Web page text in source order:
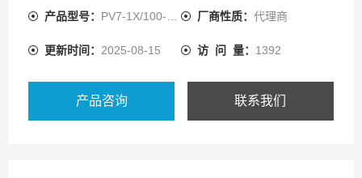
荷，磨损小； 运行噪声低； 泵的转子可互换，维护容
转动； 可任选圆柱形轴或花键轴；
产品型号： PV7-1X/100-150RE07KC0-08 厂商性质： 代理商
更新时间： 2025-08-15 访 问 量： 1392
产品咨询 联系我们